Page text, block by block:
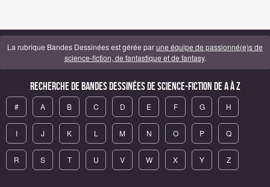
La rubrique Bandes Dessinées est gérée parune équipe de passionné(e)s de
science-fiction, de fantastique et de fantasy.
Recherche de Bandes Dessinées de science-fiction de A à Z
# A B C D E F G H
I J K L M N O P Q
R S T U V W X Y Z